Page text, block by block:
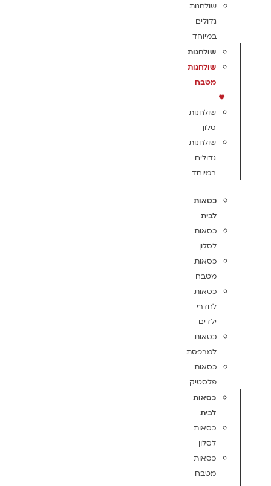
שולחנות
גדולים
במיוחד
שולחנות
שולחנות
מטבח
שולחנות
סלון
שולחנות
גדולים
במיוחד
כסאות
לבית
כסאות
לסלון
כסאות
מטבח
כסאות
לחדרי
ילדים
כסאות
למרפסת
כסאות
פלסטיק
כסאות
לבית
כסאות
לסלון
כסאות
מטבח